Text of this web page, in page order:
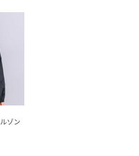
ゾン